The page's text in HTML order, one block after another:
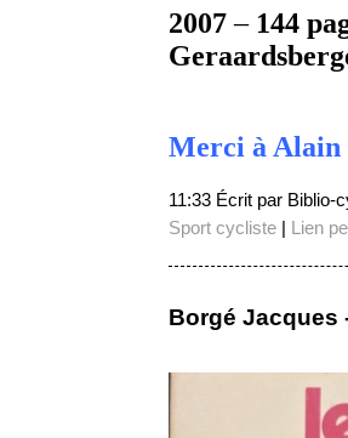
2007– 144
Merci à Alain
11:33 Écrit par Biblio-
Sport cycliste| Lien
Borgé Jacques